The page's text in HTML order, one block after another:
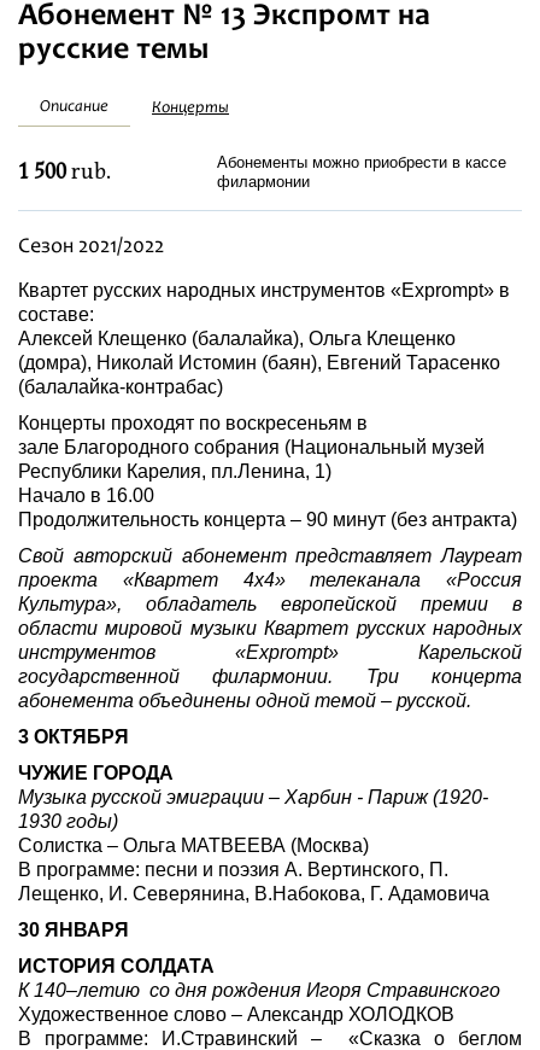
Current events
Festivals
Абонемент № 13 Экспромт на
русские темы
Описание Концерты
1 500rub.
Абонементы можно приобрести в кассе
филармонии
Сезон 2021/2022
Квартет русских народных инструментов «Exprompt» в
составе:
Алексей Клещенко (балалайка), Ольга Клещенко
(домра), Николай Истомин (баян), Евгений Тарасенко
(балалайка-контрабас)
Концерты проходят по воскресеньям в
зале Благородного собрания (Национальный музей
Республики Карелия, пл.Ленина, 1)
Начало в 16.00
Продолжительность концерта – 90 минут (без антракта)
Свой авторский абонемент представляет Лауреат
проекта «Квартет 4х4» телеканала «Россия
Культура», обладатель европейской премии в
области мировой музыки Квартет русских народных
инструментов «Exprompt» Карельской
государственной филармонии. Три концерта
абонемента объединены одной темой – русской.
3 ОКТЯБРЯ
ЧУЖИЕ ГОРОДА
Музыка русской эмиграции – Харбин - Париж (1920-
1930 годы)
Солистка – Ольга МАТВЕЕВА (Москва)
В программе: песни и поэзия А. Вертинского, П.
Лещенко, И. Северянина, В.Набокова, Г. Адамовича
30 ЯНВАРЯ
ИСТОРИЯ СОЛДАТА
К 140–летию со дня рождения Игоря Стравинского
Художественное слово – Александр ХОЛОДКОВ
В программе: И.Стравинский – «Сказка о беглом